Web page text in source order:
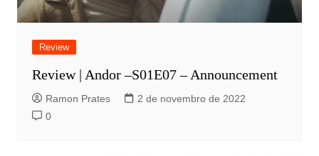
Review
Review | Andor –S01E07 – Announcement
Ramon Prates
2 de novembro de 2022
0